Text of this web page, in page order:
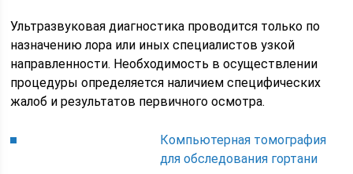
Ультразвуковая диагностика проводится только по
назначению лора или иных специалистов узкой
направленности. Необходимость в осуществлении
процедуры определяется наличием специфических
жалоб и результатов первичного осмотра.
Компьютерная томография
для обследования гортани